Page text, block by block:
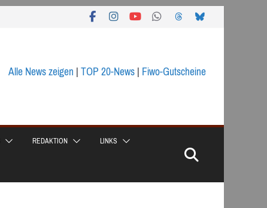
Alle News zeigen|TOP 20-News|Fiwo-Gutscheine
REDAKTION LINKS